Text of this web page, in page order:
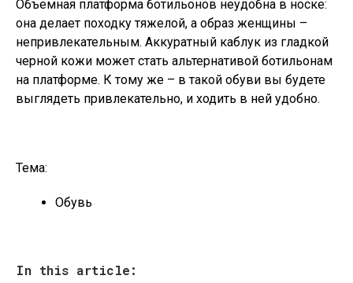
Объемная платформа ботильонов неудобна в носке:
она делает походку тяжелой, а образ женщины –
непривлекательным. Аккуратный каблук из гладкой
черной кожи может стать альтернативой ботильонам
на платформе. К тому же – в такой обуви вы будете
выглядеть привлекательно, и ходить в ней удобно.
Тема:
Обувь
In this article: